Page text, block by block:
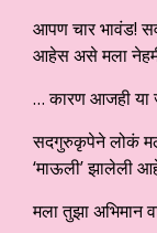
आपण चार भावंड!
आहेस असे मला
… कारण आजही या
सदगुरुकृपेने लोकं
‘माऊली’ झालेली
मला तुझा अभिमान